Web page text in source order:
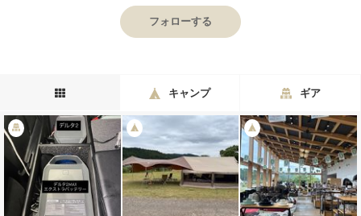
フォローする
キャンプ ギア